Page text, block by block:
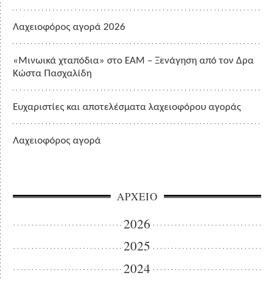
Λαχειοφόρος αγορά 2026
«Μινωικά χταπόδια» στο ΕΑΜ – Ξενάγηση από τον Δρα
Κώστα Πασχαλίδη
Ευχαριστίες και αποτελέσματα λαχειοφόρου αγοράς
Λαχειοφόρος αγορά
ΑΡΧΕΙΟ
2026
2025
2024